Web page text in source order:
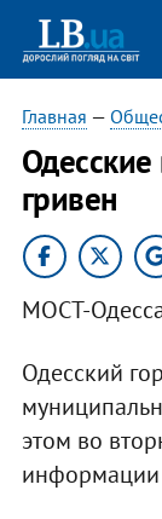
Главная —
гривен
МОСТ-
Одесский
этом во
информации